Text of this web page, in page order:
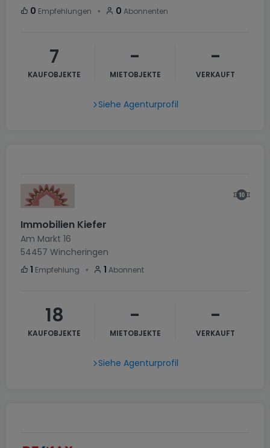
0 Empfehlungen ・ 0 Abonnenten
7
KAUFOBJEKTE
-
MIETOBJEKTE
-
VERKAUFT
Siehe Agenturprofil
Immobilien Kiefer
Am Markt 16
54457 Wincheringen
1 Empfehlung ・ 1 Abonnent
18
KAUFOBJEKTE
-
MIETOBJEKTE
-
VERKAUFT
Siehe Agenturprofil